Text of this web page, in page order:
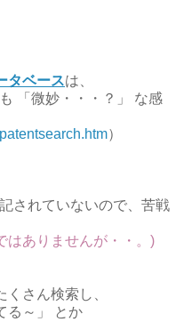
タベースは、
「微妙・・・？」 な感
）
されていないので、苦戦
はありませんが・・。)
さん検索し、
る～」 とか